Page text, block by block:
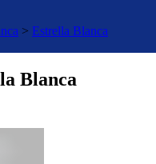
> Estrella Blanca
Blanca